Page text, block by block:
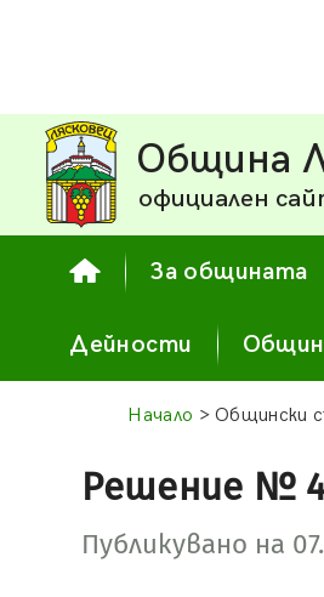
Община
официален
За общината
Дейности
Начало > Общински
Решение №
Публикувано на